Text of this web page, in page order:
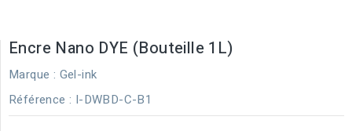
Encre Nano DYE (Bouteille 1L)
Marque : Gel-ink
Référence : I-DWBD-C-B1